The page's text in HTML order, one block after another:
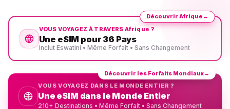
VOUS VOYAGEZ À TRAVERS Afrique ?
Une eSIM pour 36 Pays
Inclut Eswatini • Même Forfait • Sans Changement
Découvrir Afrique →
VOUS VOYAGEZ DANS LE MONDE ENTIER ?
Une eSIM dans le Monde Entier
210+ Destinations • Même Forfait • Sans Changement
Découvrir les Forfaits Mondiaux→